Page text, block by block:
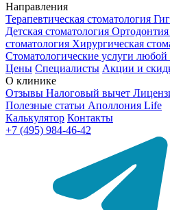
Направления
Терапевтическая стоматология
Детская стоматология Ортодонтия
стоматология Хирургическая
Стоматологические услуги
Цены Специалисты Акции и
О клинике
Отзывы Налоговый вычет
Полезные статьи Аполлония Life
Калькулятор Контакты
+7 (495) 984-46-42